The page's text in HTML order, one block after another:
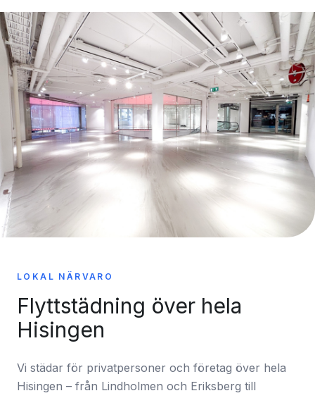
LOKAL NÄRVARO
Flyttstädning över hela
Hisingen
Vi städar för privatpersoner och företag över hela
Hisingen – från Lindholmen och Eriksberg till